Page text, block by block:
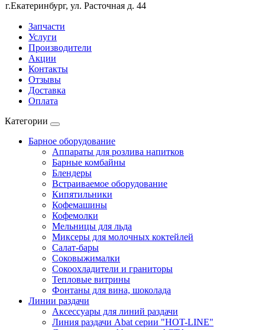
г.Екатеринбург, ул. Расточная д. 44
Запчасти
Услуги
Производители
Акции
Контакты
Отзывы
Доставка
Оплата
Категории
Барное оборудование
Аппараты для розлива напитков
Барные комбайны
Блендеры
Встраиваемое оборудование
Кипятильники
Кофемашины
Кофемолки
Мельницы для льда
Миксеры для молочных коктейлей
Салат-бары
Соковыжималки
Сокоохладители и граниторы
Тепловые витрины
Фонтаны для вина, шоколада
Линии раздачи
Аксессуары для линий раздачи
Линия раздачи Abat серии "HOT-LINE"